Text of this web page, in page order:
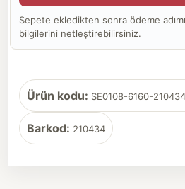
Sepete ekledikten sonra ödeme
bilgilerini netleştirebilirsiniz.
Ürün kodu: SE0108-6160-
Barkod: 210434